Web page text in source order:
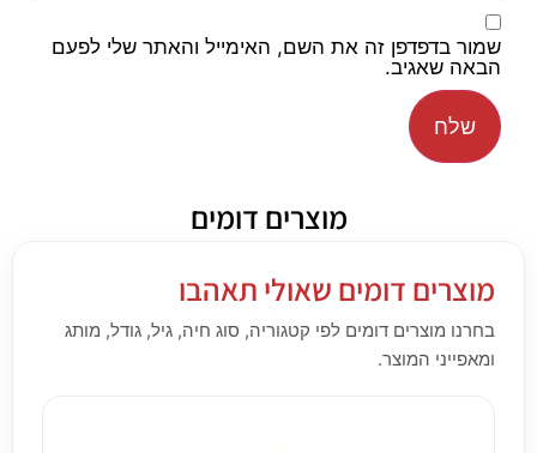
שמור בדפדפן זה את השם, האימייל והאתר שלי לפעם
הבאה שאגיב.
מוצרים דומים
מוצרים דומים שאולי תאהבו
בחרנו מוצרים דומים לפי קטגוריה, סוג חיה, גיל, גודל, מותג
ומאפייני המוצר.